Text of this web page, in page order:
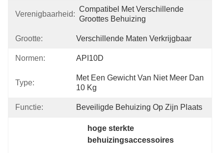
Verenigbaarheid:
Compatibel Met Verschillende
Groottes Behuizing
Grootte: Verschillende Maten Verkrijgbaar
Normen: API10D
Type:
Met Een Gewicht Van Niet Meer Dan
10 Kg
Functie: Beveiligde Behuizing Op Zijn Plaats
hoge sterkte
behuizingsaccessoires